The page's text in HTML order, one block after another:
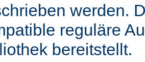
werden.
reguläre
bereitstellt.